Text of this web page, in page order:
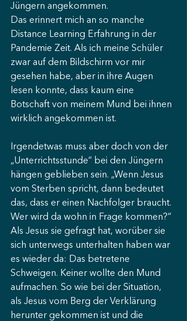
Jüngern angekommen.
Das erinnert mich an so manche
Distance Learning Erfahrung in der
Pandemie Zeit. Als ich meine Schüler
zwar auf dem Bildschirm vor mir
gesehen habe, aber in ihre Augen
lesen konnte, dass kaum eine
Botschaft von meinem Mund bei ihnen
wirklich angekommen ist.
Irgendetwas muss aber doch von der
„Unterrichtsstunde“ bei den Jüngern
hängen geblieben sein. „Wenn Jesus
vom Sterben spricht, dann bedeutet
das, dass er einen Nachfolger braucht.
Wer wird da wohn in Frage kommen?“
Als Jesus sie gefragt hat, worüber sie
sich unterwegs unterhalten haben war
es wieder da: Das betretene
Schweigen. Keiner wollte den Mund
aufmachen. So wie bei der Situation,
als Jesus vom Berg der Verklärung
herunter gekommen ist und die